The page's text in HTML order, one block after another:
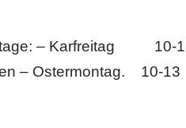
– Karfreitag 10-
– Ostermontag. 10-13